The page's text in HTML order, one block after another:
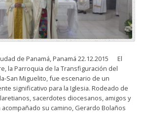
de Panamá, Panamá 22.12.2015 El
la Parroquia de la Transfiguración del
San Miguelito, fue escenario de un
significativo para la Iglesia. Rodeado de
sacerdotes diocesanos, amigos y
su camino, Gerardo Bolaños